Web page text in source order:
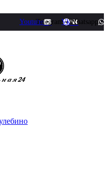
YoutubeTelegramVkWhatsapp